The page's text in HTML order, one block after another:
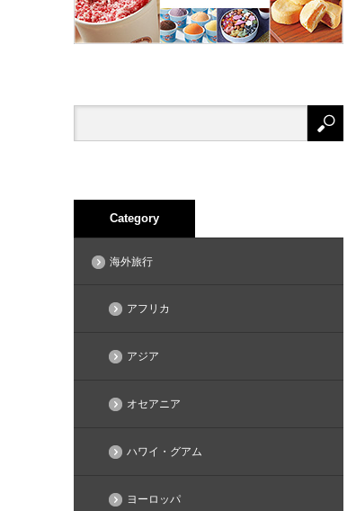
Category
海外旅行
アフリカ
アジア
オセアニア
ハワイ・グアム
ヨーロッパ